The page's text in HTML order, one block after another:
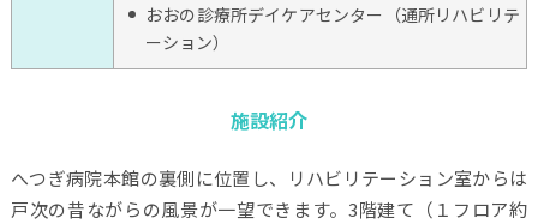
おおの診療所デイケアセンター（通所リハビリテ
ーション）
施設紹介
へつぎ病院本館の裏側に位置し、リハビリテーション室からは
戸次の昔ながらの風景が一望できます。3階建て（１フロア約